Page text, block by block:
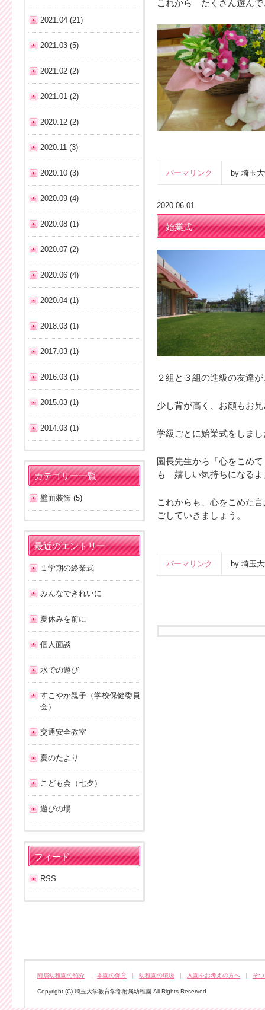
これから たくさん遊んで
パーマリンク by 埼玉
2020.06.01
始業式
２組と３組の進級の友達
少し背が高く、お顔もお
学級ごとに始業式をしまし
園長先生から「心をこめ
も 嬉しい気持ちになるよ
これからも、心をこめた
ごしていきましょう。
パーマリンク by 埼玉
2021.04 (21)
2021.03 (5)
2021.02 (2)
2021.01 (2)
2020.12 (2)
2020.11 (3)
2020.10 (3)
2020.09 (4)
2020.08 (1)
2020.07 (2)
2020.06 (4)
2020.04 (1)
2018.03 (1)
2017.03 (1)
2016.03 (1)
2015.03 (1)
2014.03 (1)
カテゴリー一覧
壁面装飾 (5)
最近のエントリー
１学期の終業式
みんなできれいに
夏休みを前に
個人面談
水での遊び
すこやか親子（学校保健委員
会）
交通安全教室
夏のたより
こども会（七夕）
遊びの場
フィード
RSS
附属幼稚園の紹介 本園の保育 幼稚園の環境 入園をお考えの方へ そ
Copyright (C) 埼玉大学教育学部附属幼稚園 All Rights Reserved.